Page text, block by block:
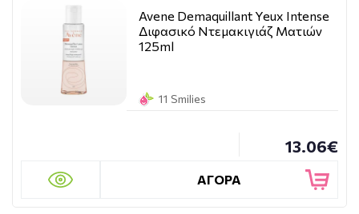
Avene Demaquillant Yeux Intense
Διφασικό Ντεμακιγιάζ Ματιών
125ml
11 Smilies
13.06€
ΑΓΟΡΑ